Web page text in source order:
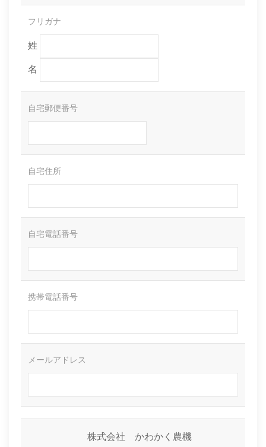
フリガナ
姓
名
自宅郵便番号
自宅住所
自宅電話番号
携帯電話番号
メールアドレス
株式会社 かわかく農機